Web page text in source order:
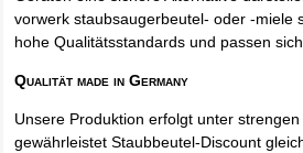
vorwerk staubsaugerbeutel- oder -miele
hohe Qualitätsstandards und passen
Qualität made in Germany
Unsere Produktion erfolgt unter
gewährleistet Staubbeutel-Discount